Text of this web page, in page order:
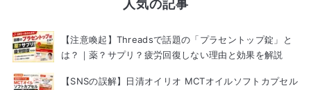
人気の記事
【注意喚起】Threadsで話題の「プラセントップ錠」と
は？｜薬？サプリ？疲労回復しない理由と効果を解説
【SNSの誤解】日清オイリオ MCTオイルソフトカプセル